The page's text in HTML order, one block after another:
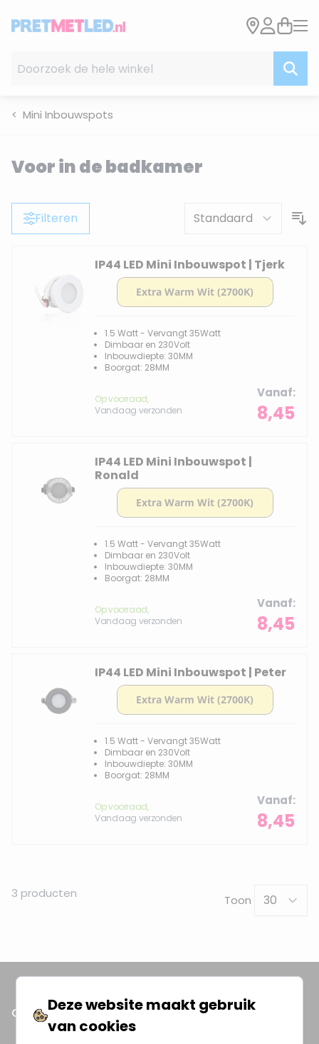
Mini Inbouwspots
Voor in de badkamer
Filteren
IP44 LED Mini Inbouwspot | Tjerk
1.5 Watt - Vervangt 35Watt
Dimbaar en 230Volt
Inbouwdiepte: 30MM
Boorgat: 28MM
Op voorraad,
Vandaag verzonden
Vanaf
8,45
IP44 LED Mini Inbouwspot |
Ronald
1.5 Watt - Vervangt 35Watt
Dimbaar en 230Volt
Inbouwdiepte: 30MM
Boorgat: 28MM
Op voorraad,
Vandaag verzonden
Vanaf
8,45
IP44 LED Mini Inbouwspot | Peter
1.5 Watt - Vervangt 35Watt
Dimbaar en 230Volt
Inbouwdiepte: 30MM
Boorgat: 28MM
Op voorraad,
Vandaag verzonden
Vanaf
8,45
3 producten Toon
ONZE PRODUCTEN
Deze website maakt gebruik
van cookies